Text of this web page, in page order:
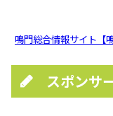
鳴門総合情報サイト【
スポンサ